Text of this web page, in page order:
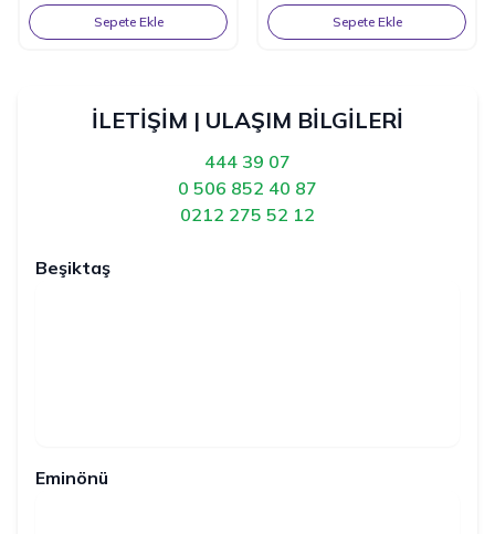
Sepete Ekle Sepete Ekle
İLETİŞİM | ULAŞIM BİLGİLERİ
444 39 07
0 506 852 40 87
0212 275 52 12
Beşiktaş
Eminönü